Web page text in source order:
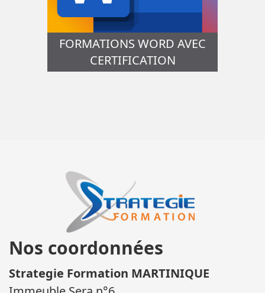
FORMATIONS WORD AVEC
CERTIFICATION
Nos coordonnées
Strategie Formation MARTINIQUE